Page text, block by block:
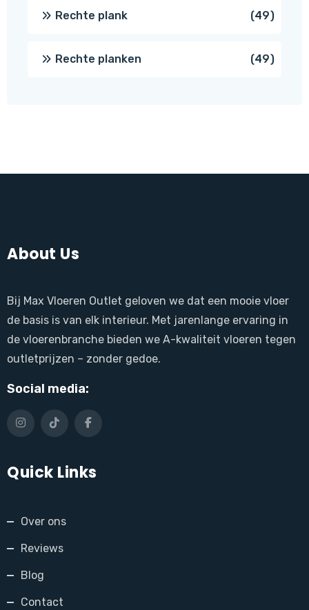
Rechte plank 4949
Rechte planken 4949
About Us
Bij Max Vloeren Outlet geloven we dat een mooie vloer
de basis is van elk interieur. Met jarenlange ervaring in
de vloerenbranche bieden we A-kwaliteit vloeren tegen
outletprijzen – zonder gedoe.
Social media:
Quick Links
Over ons
Reviews
Blog
Contact